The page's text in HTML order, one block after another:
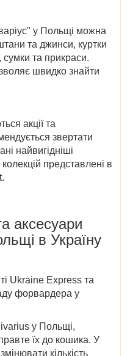
у Польщі можна
та джинси, куртки
сумки та прикраси.
швидко знайти
акції та
звертати
найвигідніші
представлені в
.
аксесуари
в Україну
Ukraine Express та
форвардера у
у Польщі,
їх до кошика. У
кількість